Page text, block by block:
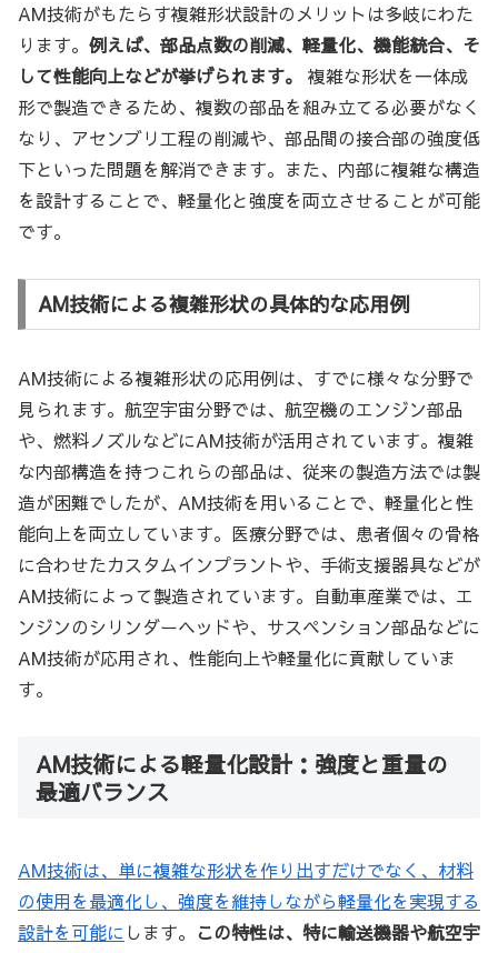
AM技術がもたらす複雑形状設計のメリットは多岐にわた
ります。 例えば、部品点数の削減、軽量化、機能統合、そ
して性能向上などが挙げられます。
複雑な形状を一体成
形で製造できるため、複数の部品を組み立てる必要がなく
なり、アセンブリ工程の削減や、部品間の接合部の強度低
下といった問題を解消できます。また、内部に複雑な構造
を設計することで、軽量化と強度を両立させることが可能
です。
AM技術による複雑形状の具体的な応用例
AM技術による複雑形状の応用例は、すでに様々な分野で
見られます。航空宇宙分野では、航空機のエンジン部品
や、燃料ノズルなどにAM技術が活用されています。複雑
な内部構造を持つこれらの部品は、従来の製造方法では製
造が困難でしたが、AM技術を用いることで、軽量化と性
能向上を両立しています。医療分野では、患者個々の骨格
に合わせたカスタムインプラントや、手術支援器具などが
AM技術によって製造されています。自動車産業では、エ
ンジンのシリンダーヘッドや、サスペンション部品などに
AM技術が応用され、性能向上や軽量化に貢献していま
す。
AM技術による軽量化設計：強度と重量の
最適バランス
AM技術は、単に複雑な形状を作り出すだけでなく、材料
の使用を最適化し、強度を維持しながら軽量化を実現する
設計を可能に します。 この特性は、特に輸送機器や航空宇